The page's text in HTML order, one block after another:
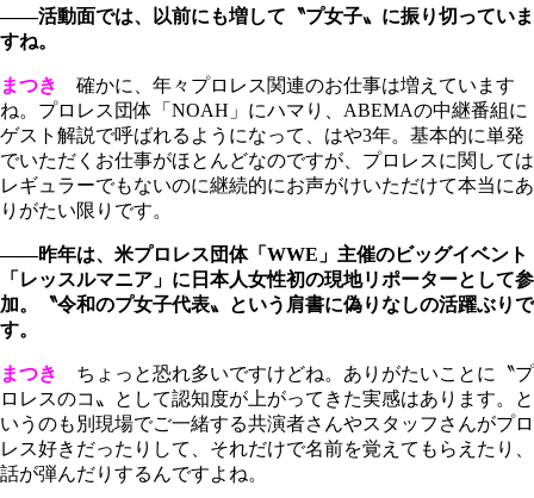
――活動面では、以前にも増して〝プ女子〟に振り切っていま
すね。
まつき
確かに、年々プロレス関連のお仕事は増えています
ね。プロレス団体「NOAH」にハマり、ABEMAの中継番組に
ゲスト解説で呼ばれるようになって、はや3年。基本的に単発
でいただくお仕事がほとんどなのですが、プロレスに関しては
レギュラーでもないのに継続的にお声がけいただけて本当にあ
りがたい限りです。
――昨年は、米プロレス団体「WWE」主催のビッグイベント
「レッスルマニア」に日本人女性初の現地リポーターとして参
加。〝令和のプ女子代表〟という肩書に偽りなしの活躍ぶりで
す。
まつき
ちょっと恐れ多いですけどね。ありがたいことに〝プ
ロレスのコ〟として認知度が上がってきた実感はあります。と
いうのも別現場でご一緒する共演者さんやスタッフさんがプロ
レス好きだったりして、それだけで名前を覚えてもらえたり、
話が弾んだりするんですよね。